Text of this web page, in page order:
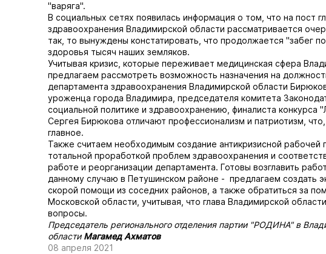
"варяга".
В социальных сетях появилась информация о том, что на пост
здравоохранения Владимирской области рассматривается
так, то вынуждены констатировать, что продолжается "забег
здоровья тысяч наших земляков.
Учитывая кризис, которые переживает медицинская сфера
предлагаем рассмотреть возможность назначения на
департамента здравоохранения Владимирской области
уроженца города Владимира, председателя комитета
социальной политике и здравоохранению, финалиста конкурса
Сергея Бирюкова отличают профессионализм и патриотизм,
главное.
Также считаем необходимым создание антикризисной рабочей
тотальной проработкой проблем здравоохранения и
работе и реорганизации департамента. Готовы возглавить
данному случаю в Петушинском районе - предлагаем создать
скорой помощи из соседних районов, а также обратиться за
Московской области, учитывая, что глава Владимирской
вопросы.
Председатель регионального отделения партии "РОДИНА" в
области Магамед Ахматов
08 апреля 2021